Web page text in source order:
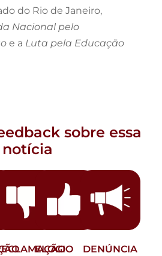
do Rio de Janeiro,
Nacional pelo
e a Luta pela Educação
sobre essa
notícia
ELOGIO DENÚNCIA